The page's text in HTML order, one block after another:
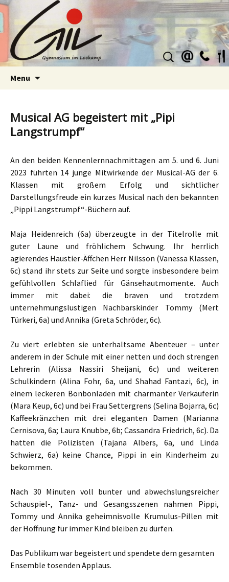
Suchen
nach:
Menu
Musical AG begeistert mit „Pipi
Langstrumpf“
An den beiden Kennenlernnachmittagen am 5. und 6. Juni
2023 führten 14 junge Mitwirkende der Musical-AG der 6.
Klassen mit großem Erfolg und sichtlicher
Darstellungsfreude ein kurzes Musical nach den bekannten
„Pippi Langstrumpf“-Büchern auf.
Maja Heidenreich (6a) überzeugte in der Titelrolle mit
guter Laune und fröhlichem Schwung. Ihr herrlich
agierendes Haustier-Äffchen Herr Nilsson (Vanessa Klassen,
6c) stand ihr stets zur Seite und sorgte insbesondere beim
gefühlvollen Schlaflied für Gänsehautmomente. Auch
immer mit dabei: die braven und trotzdem
unternehmungslustigen Nachbarskinder Tommy (Mert
Türkeri, 6a) und Annika (Greta Schröder, 6c).
Zu viert erlebten sie unterhaltsame Abenteuer – unter
anderem in der Schule mit einer netten und doch strengen
Lehrerin (Alissa Nassiri Sheijani, 6c) und weiteren
Schulkindern (Alina Fohr, 6a, und Shahad Fantazi, 6c), in
einem leckeren Bonbonladen mit charmanter Verkäuferin
(Mara Keup, 6c) und bei Frau Settergrens (Selina Bojarra, 6c)
Kaffeekränzchen mit drei eleganten Damen (Marianna
Cernisova, 6a; Laura Knubbe, 6b; Cassandra Friedrich, 6c). Da
hatten die Polizisten (Tajana Albers, 6a, und Linda
Schwierz, 6a) keine Chance, Pippi in ein Kinderheim zu
bekommen.
Nach 30 Minuten voll bunter und abwechslungsreicher
Schauspiel-, Tanz- und Gesangsszenen nahmen Pippi,
Tommy und Annika geheimnisvolle Krumulus-Pillen mit
der Hoffnung für immer Kind bleiben zu dürfen.
Das Publikum war begeistert und spendete dem gesamten
Ensemble tosenden Applaus.